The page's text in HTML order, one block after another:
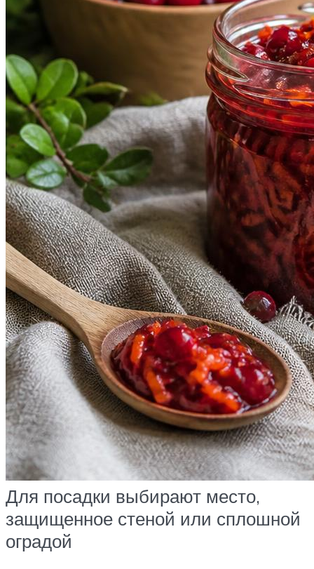
Для посадки выбирают место,
защищенное стеной или сплошной
оградой